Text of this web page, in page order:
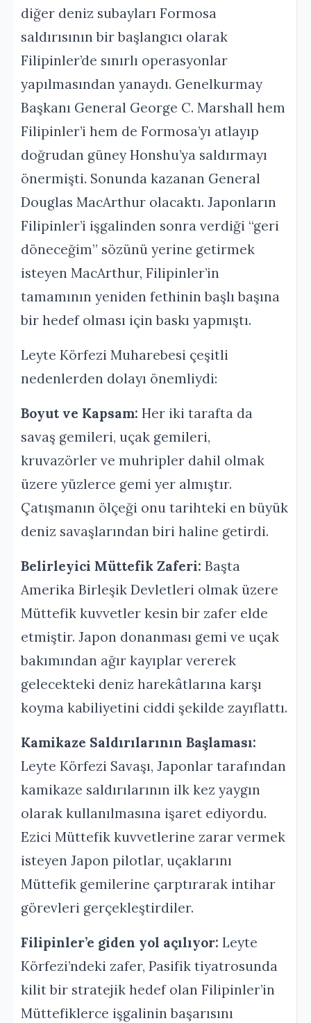
diğer deniz subayları Formosa
saldırısının bir başlangıcı olarak
Filipinler’de sınırlı operasyonlar
yapılmasından yanaydı. Genelkurmay
Başkanı General George C. Marshall hem
Filipinler’i hem de Formosa’yı atlayıp
doğrudan güney Honshu’ya saldırmayı
önermişti. Sonunda kazanan General
Douglas MacArthur olacaktı. Japonların
Filipinler’i işgalinden sonra verdiği “geri
döneceğim” sözünü yerine getirmek
isteyen MacArthur, Filipinler’in
tamamının yeniden fethinin başlı başına
bir hedef olması için baskı yapmıştı.
Leyte Körfezi Muharebesi çeşitli
nedenlerden dolayı önemliydi:
Boyut ve Kapsam: Her iki tarafta da
savaş gemileri, uçak gemileri,
kruvazörler ve muhripler dahil olmak
üzere yüzlerce gemi yer almıştır.
Çatışmanın ölçeği onu tarihteki en büyük
deniz savaşlarından biri haline getirdi.
Belirleyici Müttefik Zaferi: Başta
Amerika Birleşik Devletleri olmak üzere
Müttefik kuvvetler kesin bir zafer elde
etmiştir. Japon donanması gemi ve uçak
bakımından ağır kayıplar vererek
gelecekteki deniz harekâtlarına karşı
koyma kabiliyetini ciddi şekilde zayıflattı.
Kamikaze Saldırılarının Başlaması:
Leyte Körfezi Savaşı, Japonlar tarafından
kamikaze saldırılarının ilk kez yaygın
olarak kullanılmasına işaret ediyordu.
Ezici Müttefik kuvvetlerine zarar vermek
isteyen Japon pilotlar, uçaklarını
Müttefik gemilerine çarptırarak intihar
görevleri gerçekleştirdiler.
Filipinler’e giden yol açılıyor: Leyte
Körfezi’ndeki zafer, Pasifik tiyatrosunda
kilit bir stratejik hedef olan Filipinler’in
Müttefiklerce işgalinin başarısını